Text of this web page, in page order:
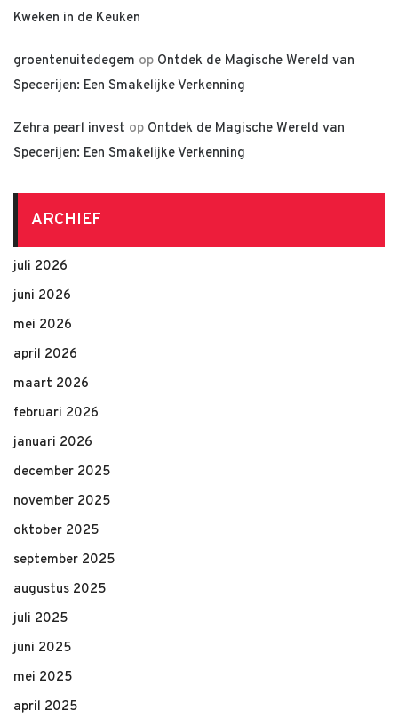
Kweken in de Keuken
groentenuitedegem op Ontdek de Magische Wereld van
Specerijen: Een Smakelijke Verkenning
Zehra pearl invest op Ontdek de Magische Wereld van
Specerijen: Een Smakelijke Verkenning
ARCHIEF
juli 2026
juni 2026
mei 2026
april 2026
maart 2026
februari 2026
januari 2026
december 2025
november 2025
oktober 2025
september 2025
augustus 2025
juli 2025
juni 2025
mei 2025
april 2025